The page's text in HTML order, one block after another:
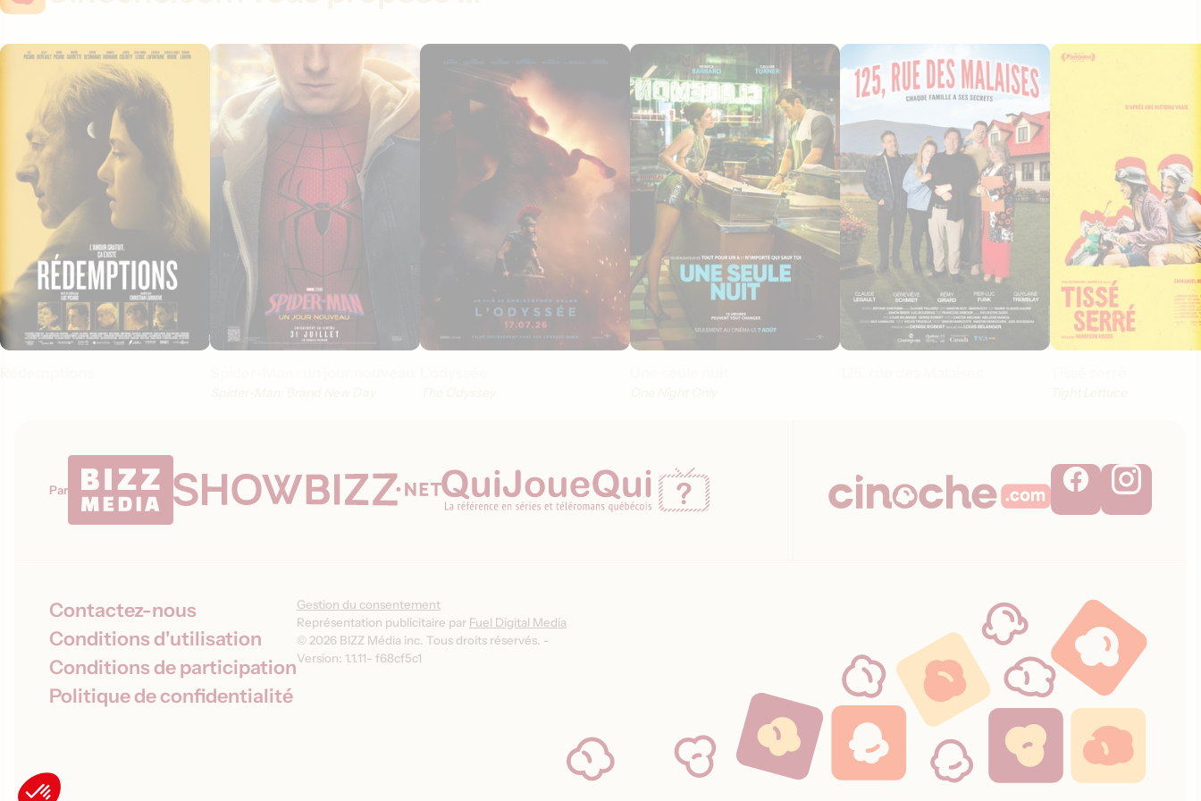
Par
Contactez-nous
Conditions d'utilisation
Conditions de participation
Politique de confidentialité
Gestion du consentement
Représentation publicitaire par Fuel Digital Media
© 2026 BIZZ Média inc. Tous droits réservés. -
Version: 1.1.11- f68cf5c1